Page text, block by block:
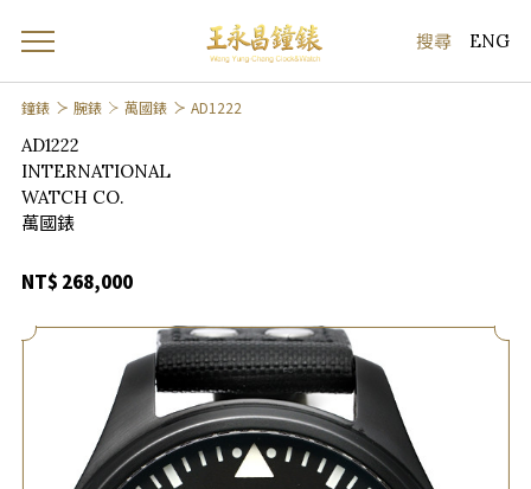
ENG
鐘錶 腕錶 萬國錶 AD1222
AD1222
INTERNATIONAL
WATCH CO.
萬國錶
NT$ 268,000